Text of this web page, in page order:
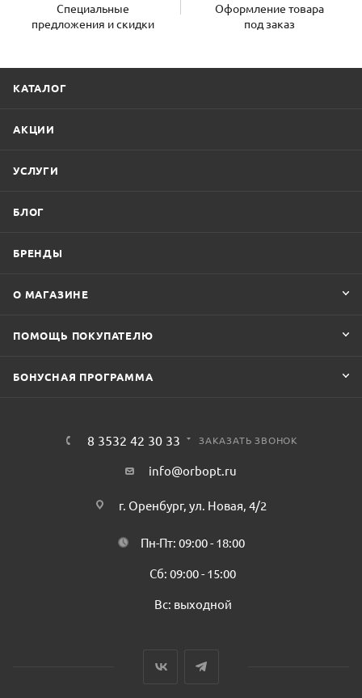
Специальные
предложения и скидки
Оформление товара
под заказ
КАТАЛОГ
АКЦИИ
УСЛУГИ
БЛОГ
БРЕНДЫ
О МАГАЗИНЕ
ПОМОЩЬ ПОКУПАТЕЛЮ
БОНУСНАЯ ПРОГРАММА
8 3532 42 30 33 ЗАКАЗАТЬ ЗВОНОК
info@orbopt.ru
г. Оренбург, ул. Новая, 4/2
Пн-Пт: 09:00 - 18:00
Сб: 09:00 - 15:00
Вс: выходной